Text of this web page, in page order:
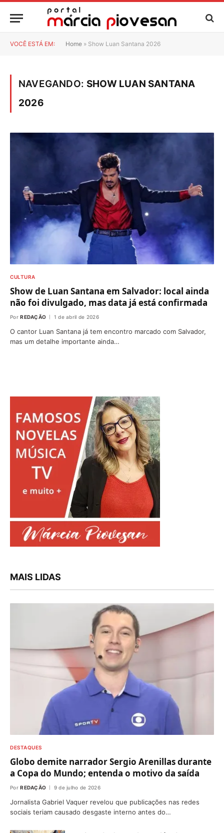
VOCÊ ESTÁ EM: Home » Show Luan Santana 2026
NAVEGANDO: SHOW LUAN SANTANA
2026
CULTURA
Show de Luan Santana em Salvador: local ainda
não foi divulgado, mas data já está confirmada
Por REDAÇÃO 1 de abril de 2026
O cantor Luan Santana já tem encontro marcado com Salvador,
mas um detalhe importante ainda…
MAIS LIDAS
DESTAQUES
Globo demite narrador Sergio Arenillas durante
a Copa do Mundo; entenda o motivo da saída
Por REDAÇÃO 9 de julho de 2026
Jornalista Gabriel Vaquer revelou que publicações nas redes
sociais teriam causado desgaste interno antes do…